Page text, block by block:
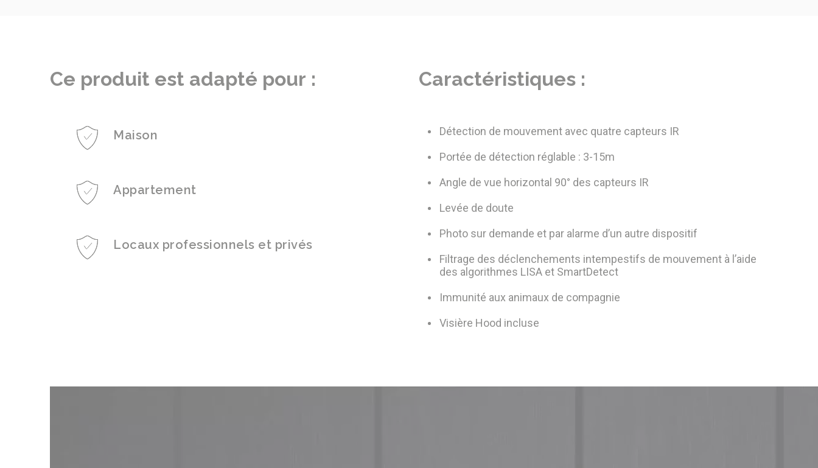
Ce produit est adapté pour :
Maison
Appartement
Locaux professionnels et privés
Caractéristiques :
Détection de mouvement avec quatre capteurs IR
Portée de détection réglable : 3-15m
Angle de vue horizontal 90° des capteurs IR
Levée de doute
Photo sur demande et par alarme d’un autre dispositif
Filtrage des déclenchements intempestifs de mouvement à l’aide
des algorithmes LISA et SmartDetect
Immunité aux animaux de compagnie
Visière Hood incluse